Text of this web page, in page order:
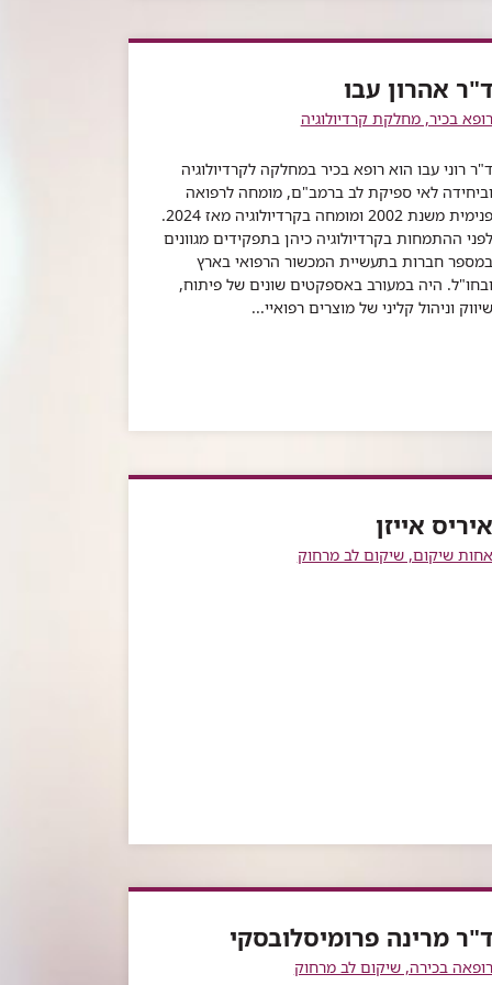
ד"ר אהרון עבו
רופא בכיר, מחלקת קרדיולוגיה
ד"ר רוני עבו הוא רופא בכיר במחלקה לקרדיולוגיה
וביחידה לאי ספיקת לב ברמב"ם, מומחה לרפואה
פנימית משנת 2002 ומומחה בקרדיולוגיה מאז 2024.
לפני ההתמחות בקרדיולוגיה כיהן בתפקידים מגוונים
במספר חברות בתעשיית המכשור הרפואי בארץ
ובחו"ל. היה במעורב באספקטים שונים של פיתוח,
שיווק וניהול קליני של מוצרים רפואיי...
איריס אייזן
אחות שיקום, שיקום לב מרחוק
ד"ר מרינה פרומיסלובסקי
רופאה בכירה, שיקום לב מרחוק